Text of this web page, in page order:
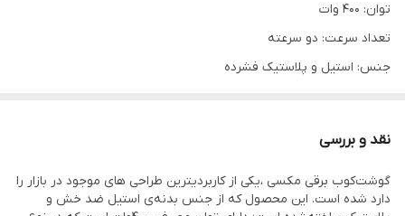
توان: ۴۰۰ وات
تعداد سرعت: دو سرعته
جنس: استیل و پلاستیک فشرده
نقد و بررسی
گوشت‌کوب برقی مکسی ،یکی از کاربردیترین طراحی‌ های موجود در بازار را
دارد شده است. این محصول که از جنس بدنه‌ی استیل ضد خش و